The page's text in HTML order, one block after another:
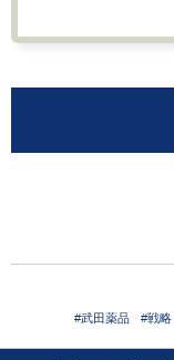
#武田薬品 #戦略